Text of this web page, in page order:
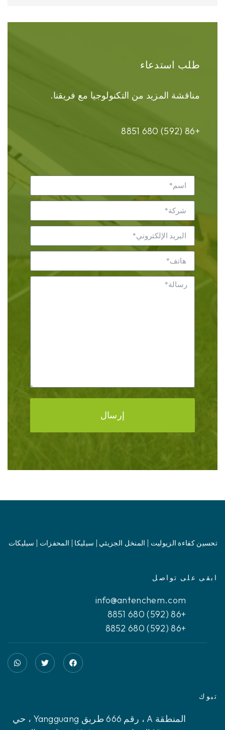
طلب استدعاء
مناقشة المزيد من التكنولوجيا مع فريقنا.
+86 (592) 680 8851
إرسال
تحسين كفاءة الزيوليت | المنخل الجزيئي | سيليكا | المحفزات | سيليكات
ابقى على تواصل
info@antenchem.com
+86 (592) 680 8851
+86 (592) 680 8852
تبوك
المنطقة A ، رقم 666 طريق Yangguang ، حي